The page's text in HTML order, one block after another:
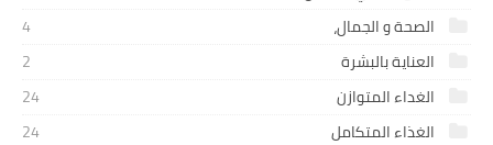
الصحة و الجمال،
4
العناية بالبشرة
2
الغداء المتوازن
24
الغذاء المتكامل
24